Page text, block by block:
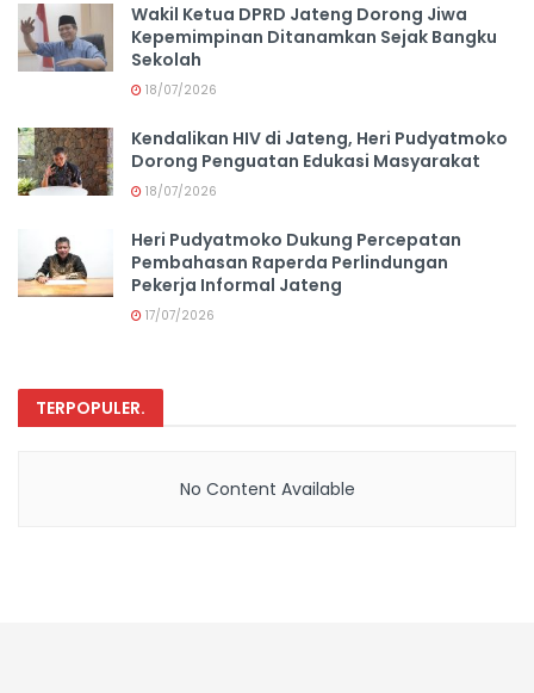
Wakil Ketua DPRD Jateng Dorong Jiwa
Kepemimpinan Ditanamkan Sejak Bangku
Sekolah
18/07/2026
Kendalikan HIV di Jateng, Heri Pudyatmoko
Dorong Penguatan Edukasi Masyarakat
18/07/2026
Heri Pudyatmoko Dukung Percepatan
Pembahasan Raperda Perlindungan
Pekerja Informal Jateng
17/07/2026
TERPOPULER.
No Content Available